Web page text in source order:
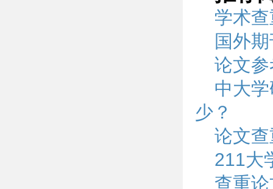
学术
国外
论文
中大
少？
论文
211大
查重